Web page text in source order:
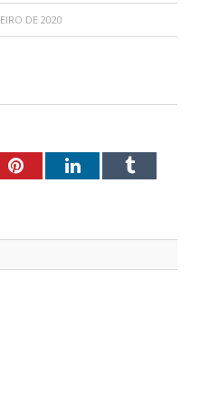
DE 2020
PinterestLinkedInTumblr